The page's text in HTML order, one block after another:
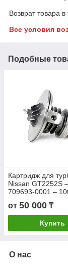
Возврат товара
Все условия
Подобные
Картридж для
Nissan GT2252S –
709693-0001 –
от 50 000 ₸
Купить
О нас